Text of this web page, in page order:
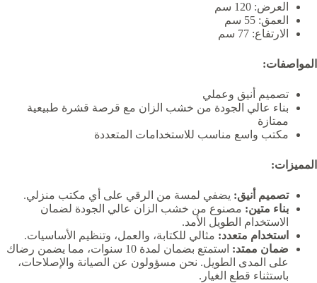
العرض: 120 سم
العمق: 55 سم
الارتفاع: 77 سم
المواصفات:
تصميم أنيق وعملي
بناء عالي الجودة من خشب الزان مع قرصة قشرة طبيعية
ممتازة
مكتب واسع مناسب للاستخدامات المتعددة
المميزات:
تصميم أنيق: يضفي لمسة من الرقي على أي مكتب منزلي.
بناء متين: مصنوع من خشب الزان عالي الجودة لضمان
الاستخدام الطويل الأمد.
استخدام متعدد: مثالي للكتابة، والعمل، وتنظيم الأساسيات.
ضمان ممتد:
استمتع بضمان لمدة 10 سنوات، مما يضمن رضاك
على المدى الطويل. نحن مسؤولون عن الصيانة والإصلاحات،
باستثناء قطع الغيار.